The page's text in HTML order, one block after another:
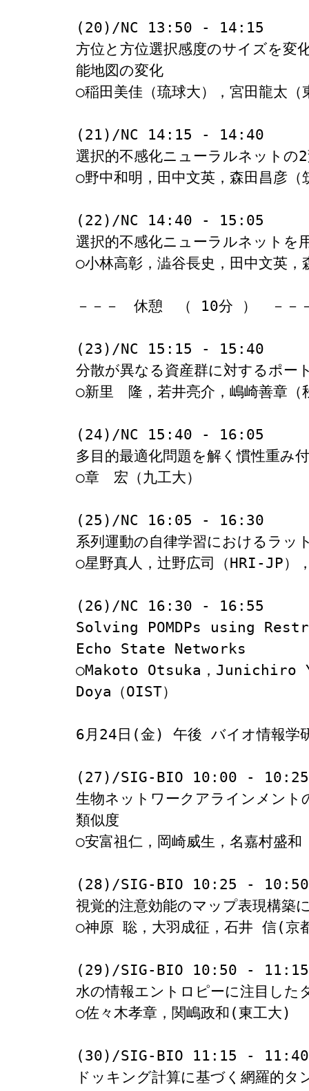
(20)/NC 13:50 - 14:15
方位と方位選択感度のサイズを変
能地図の変化
○稲田美佳（琉球大），宮田龍太
(21)/NC 14:15 - 14:40
選択的不感化ニューラルネットの
○野中和明，田中文英，森田昌彦（
(22)/NC 14:40 - 15:05
選択的不感化ニューラルネットを
○小林高彰，澁谷長史，田中文英，
－－－　休憩　（ 10分 ）　－－
(23)/NC 15:15 - 15:40
分散が異なる資産群に対するポー
○新里　隆，若井亮介，嶋崎善章（
(24)/NC 15:40 - 16:05
多目的最適化問題を解く慣性重み
○章　宏（九工大）
(25)/NC 16:05 - 16:30
系列運動の自律学習におけるラッ
○星野真人，辻野広司（HRI-JP）
(26)/NC 16:30 - 16:55
Solving POMDPs using
Echo State Networks
○Makoto Otsuka，Junichiro
Doya（OIST）
6月24日(金) 午後 バイオ情報学
(27)/SIG-BIO 10:00 - 10:25
生物ネットワークアラインメント
類似度
○安富祖仁，岡崎威生，名嘉村盛
(28)/SIG-BIO 10:25 - 10:50
視覚的注意効能のマップ表現構築
○神原 聡，大羽成征，石井 信(京
(29)/SIG-BIO 10:50 - 11:15
水の情報エントロピーに注目した
○佐々木孝章，関嶋政和(東工大)
(30)/SIG-BIO 11:15 - 11:40
ドッキング計算に基づく網羅的タ